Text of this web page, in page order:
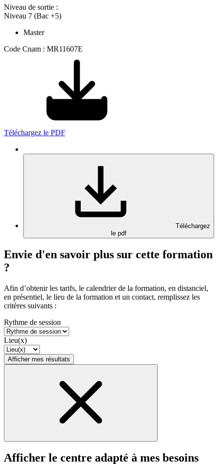
Niveau de sortie :
Niveau 7 (Bac +5)
Master
Code Cnam : MR11607E
Téléchargez le PDF
Téléchargez
le pdf
Envie d'en savoir plus sur cette formation
?
Afin d’obtenir les tarifs, le calendrier de la formation, en distanciel,
en présentiel, le lieu de la formation et un contact, remplissez les
critères suivants :
Rythme de session
Lieu(x)
Afficher mes résultats
Afficher le centre adapté à mes besoins